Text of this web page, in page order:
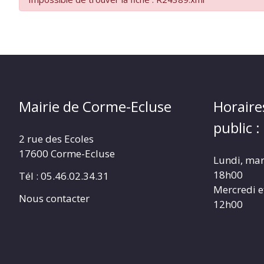
Mairie de Corme-Ecluse
2 rue des Ecoles
17600 Corme-Ecluse
Tél : 05.46.02.34.31
Nous contacter
public :
Lundi,
18h00
Mercredi
12h00